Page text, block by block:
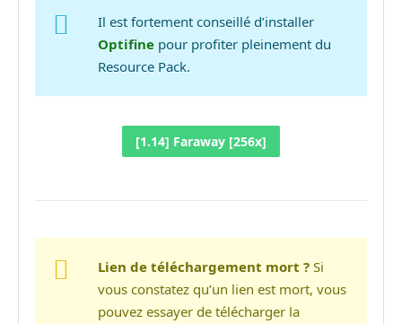
Il est fortement conseillé d’installer
Optifine pour profiter pleinement du
Resource Pack.
[1.14] Faraway [256x]
Lien de téléchargement mort ? Si
vous constatez qu’un lien est mort, vous
pouvez essayer de télécharger la